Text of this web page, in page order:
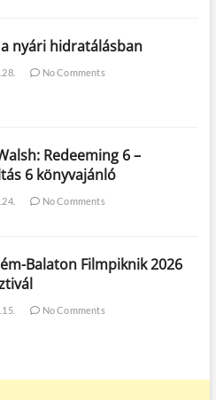
nyári hidratálásban
No Comments
Redeeming 6 –
6 könyvajánló
No Comments
Balaton Filmpiknik 2026
No Comments